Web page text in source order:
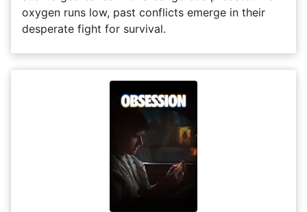
oxygen runs low, past conflicts emerge in their
desperate fight for survival.